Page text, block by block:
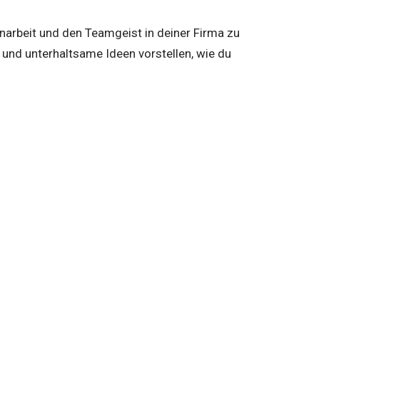
und den Teamgeist in deiner Firma zu
unterhaltsame Ideen vorstellen, wie du